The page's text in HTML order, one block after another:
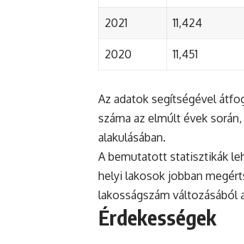
2021 11,424
2020 11,451
Az adatok segítségével
száma az elmúlt évek
alakulásában.
A bemutatott statisztikák
helyi lakosok jobban
lakosságszám változásából
Érdekességek